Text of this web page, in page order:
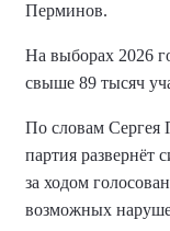
Перминов.
На выборах 2026
свыше 89 тысяч
По словам Сергея
партия развернёт
за ходом
возможных